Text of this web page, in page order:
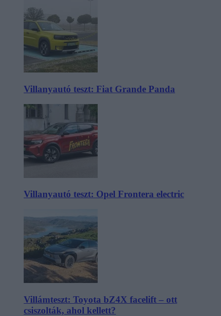
Villanyautó teszt: Fiat Grande Panda
Villanyautó teszt: Opel Frontera electric
Villámteszt: Toyota bZ4X facelift – ott
csiszolták, ahol kellett?